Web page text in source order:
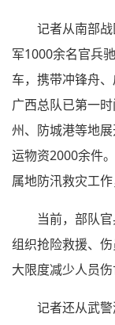
记者从南部
军1000余名官兵
车，携带冲锋舟
广西总队已第一
州、防城港等地
运物资2000余件
属地防汛救灾工
当前，部队
组织抢险救援、
大限度减少人员伤
记者还从武